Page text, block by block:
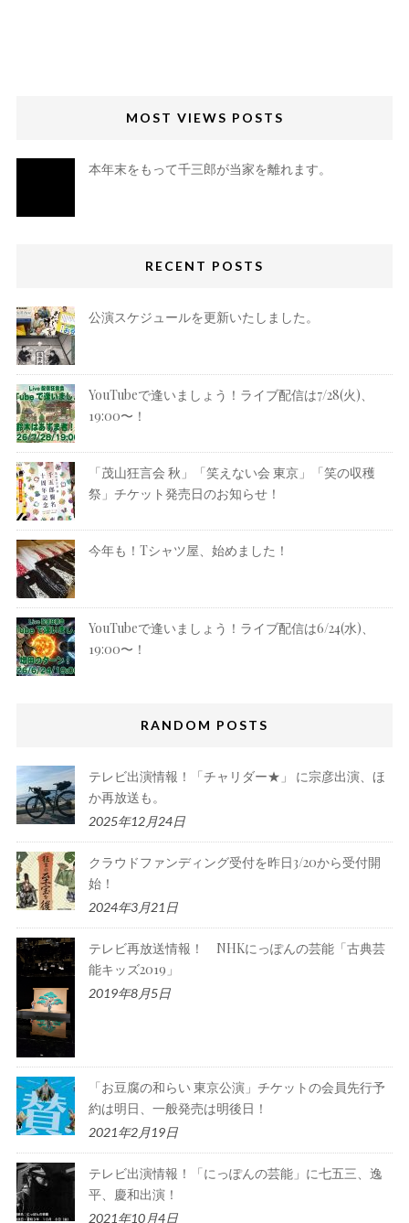
MOST VIEWS POSTS
本年末をもって千三郎が当家を離れます。
RECENT POSTS
公演スケジュールを更新いたしました。
YouTubeで逢いましょう！ライブ配信は7/28(火)、
19:00〜！
「茂山狂言会 秋」「笑えない会 東京」「笑の収穫
祭」チケット発売日のお知らせ！
今年も！Tシャツ屋、始めました！
YouTubeで逢いましょう！ライブ配信は6/24(水)、
19:00〜！
RANDOM POSTS
テレビ出演情報！「チャリダー★」 に宗彦出演、ほ
か再放送も。
2025年12月24日
クラウドファンディング受付を昨日3/20から受付開
始！
2024年3月21日
テレビ再放送情報！ NHKにっぽんの芸能「古典芸
能キッズ2019」
2019年8月5日
「お豆腐の和らい 東京公演」チケットの会員先行予
約は明日、一般発売は明後日！
2021年2月19日
テレビ出演情報！「にっぽんの芸能」に七五三、逸
平、慶和出演！
2021年10月4日